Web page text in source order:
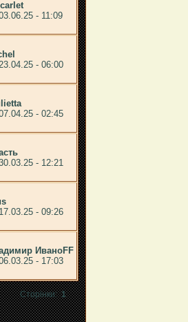
- 11:09
- 06:00
- 02:45
- 12:21
- 09:26
ИваноFF
- 17:03
Сторінки:1